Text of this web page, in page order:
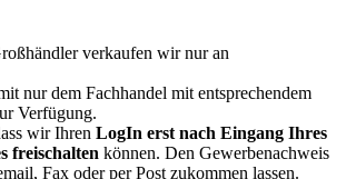
verkaufen wir nur an
nur dem Fachhandel mit entsprechendem
Verfügung.
wir Ihren LogIn erst nach Eingang Ihres
freischalten können. Den Gewerbenachweis
Fax oder per Post zukommen lassen.